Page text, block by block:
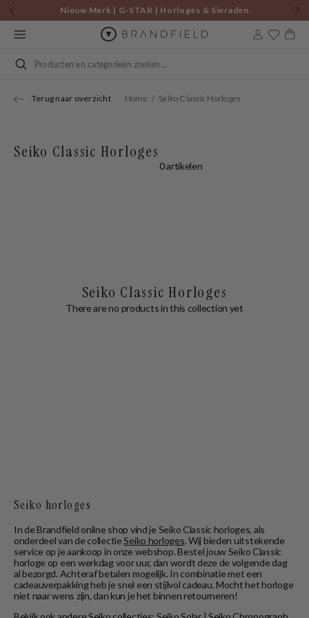
Skip to
content
Nieuw Merk | G-STAR | Horloges & Sieraden
Cart
Search
Terug naar overzicht Home Seiko Classic Horloges
Seiko Classic Horloges
0 artikelen
Seiko Classic Horloges
There are no products in this collection yet
Seiko horloges
In de Brandfield online shop vind je Seiko Classic horloges, als
onderdeel van de collectieSeiko horloges. Wij bieden uitstekende
service op je aankoop in onze webshop. Bestel jouw Seiko Classic
horloge op een werkdag voor uur, dan wordt deze de volgende dag
al bezorgd. Achteraf betalen mogelijk. In combinatie met een
cadeauverpakking heb je snel een stijlvol cadeau. Mocht het horloge
niet naar wens zijn, dan kun je het binnen retourneren!